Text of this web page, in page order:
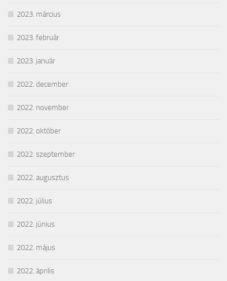
2023. március
2023. február
2023. január
2022. december
2022. november
2022. október
2022. szeptember
2022. augusztus
2022. július
2022. június
2022. május
2022. április